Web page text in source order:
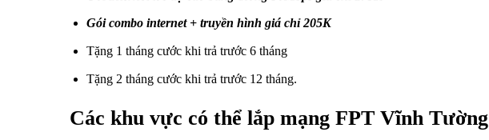
Gói combo internet + truyền hình giá chỉ 205K
Tặng 1 tháng cước khi trả trước 6 tháng
Tặng 2 tháng cước khi trả trước 12 tháng.
Các khu vực có thể lắp mạng FPT Vĩnh Tường